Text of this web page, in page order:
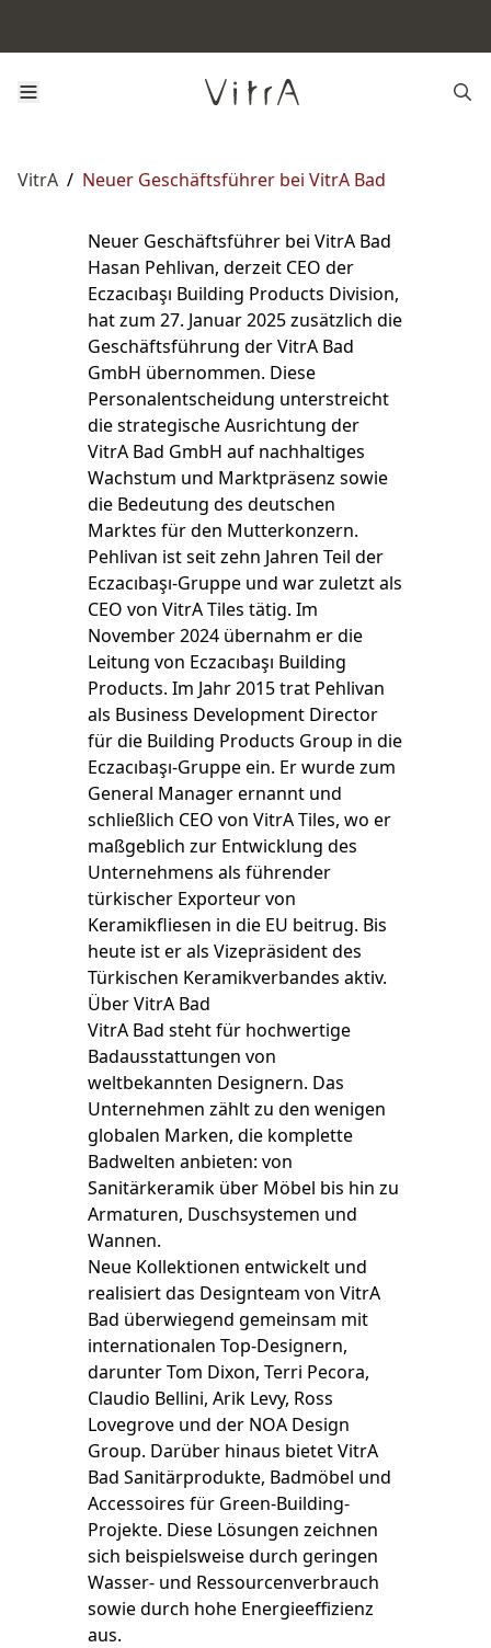
VitrA / Neuer Geschäftsführer bei VitrA Bad
Neuer Geschäftsführer bei VitrA Bad
Hasan Pehlivan, derzeit CEO der
Eczacıbaşı Building Products Division,
hat zum 27. Januar 2025 zusätzlich die
Geschäftsführung der VitrA Bad
GmbH übernommen. Diese
Personalentscheidung unterstreicht
die strategische Ausrichtung der
VitrA Bad GmbH auf nachhaltiges
Wachstum und Marktpräsenz sowie
die Bedeutung des deutschen
Marktes für den Mutterkonzern.
Pehlivan ist seit zehn Jahren Teil der
Eczacıbaşı-Gruppe und war zuletzt als
CEO von VitrA Tiles tätig. Im
November 2024 übernahm er die
Leitung von Eczacıbaşı Building
Products. Im Jahr 2015 trat Pehlivan
als Business Development Director
für die Building Products Group in die
Eczacıbaşı-Gruppe ein. Er wurde zum
General Manager ernannt und
schließlich CEO von VitrA Tiles, wo er
maßgeblich zur Entwicklung des
Unternehmens als führender
türkischer Exporteur von
Keramikfliesen in die EU beitrug. Bis
heute ist er als Vizepräsident des
Türkischen Keramikverbandes aktiv.
Über VitrA Bad
VitrA Bad steht für hochwertige
Badausstattungen von
weltbekannten Designern. Das
Unternehmen zählt zu den wenigen
globalen Marken, die komplette
Badwelten anbieten: von
Sanitärkeramik über Möbel bis hin zu
Armaturen, Duschsystemen und
Wannen.
Neue Kollektionen entwickelt und
realisiert das Designteam von VitrA
Bad überwiegend gemeinsam mit
internationalen Top-Designern,
darunter Tom Dixon, Terri Pecora,
Claudio Bellini, Arik Levy, Ross
Lovegrove und der NOA Design
Group. Darüber hinaus bietet VitrA
Bad Sanitärprodukte, Badmöbel und
Accessoires für Green-Building-
Projekte. Diese Lösungen zeichnen
sich beispielsweise durch geringen
Wasser- und Ressourcenverbrauch
sowie durch hohe Energieeffizienz
aus.